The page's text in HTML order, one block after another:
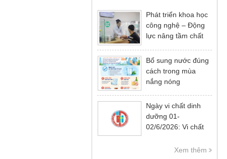
Phát triển khoa học
công nghệ – Động
lực nâng tầm chất
bệnh
Bổ sung nước đúng
cách trong mùa
nắng nóng
Ngày vi chất dinh
dưỡng 01-
02/6/2026: Vi chất
thiết cho sự phát
Xem thêm